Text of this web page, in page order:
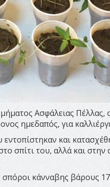
Ασφάλειας Πέλλας,
ημεδαπός, για
και
σπίτι του, αλλά και στην
κάνναβης βάρους